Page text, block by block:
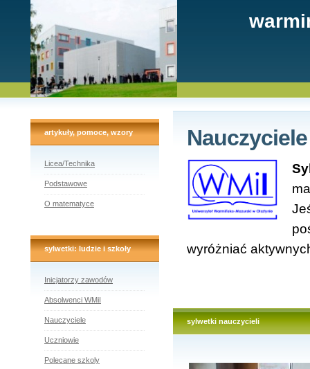
artykuły, pomoce, wzory
Licea/Technika
Podstawowe
O matematyce
sylwetki: ludzie i szkoły
Inicjatorzy zawodów
Absolwenci WMiI
Nauczyciele
Uczniowie
Polecane szkoly
wyróżniać
sylwetki nauczycieli